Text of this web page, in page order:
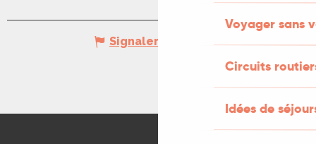
Voyager sans
Circuits
Idées de
Signaler une erreur